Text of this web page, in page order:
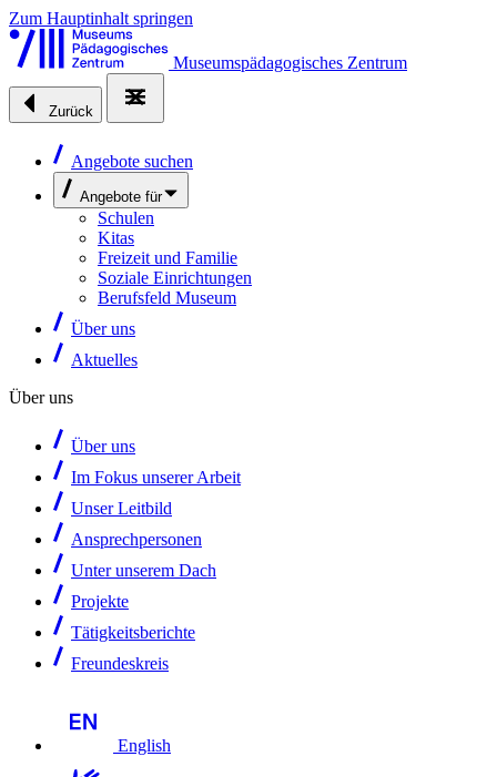
Zum Hauptinhalt springen
Museumspädagogisches Zentrum
Zurück
Angebote suchen
Angebote für
Schulen
Kitas
Freizeit und Familie
Soziale Einrichtungen
Berufsfeld Museum
Über uns
Aktuelles
Über uns
Über uns
Im Fokus unserer Arbeit
Unser Leitbild
Ansprechpersonen
Unter unserem Dach
Projekte
Tätigkeitsberichte
Freundeskreis
English